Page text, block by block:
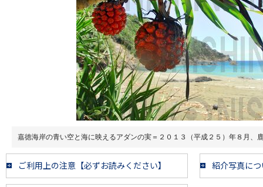
嘉徳海岸の青い空と海に映えるアダンの実＝２０１３（平成２５）年８月、
ご利用上の注意【必ずお読みください】 紹介写真に